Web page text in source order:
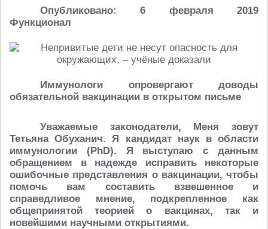
Опубликовано: 6 февраля 2019
Функционал
Иммунологи опровергают доводы
обязательной вакцинации в открытом письме
Уважаемые законодатели, Меня зовут
Тетьяна Обуханич. Я кандидат наук в области
иммунологии (PhD). Я выступаю с данным
обращением в надежде исправить некоторые
ошибочные представления о вакцинации, чтобы
помочь вам составить взвешенное и
справедливое мнение, подкрепленное как
общепринятой теорией о вакцинах, так и
новейшими научными открытиями.